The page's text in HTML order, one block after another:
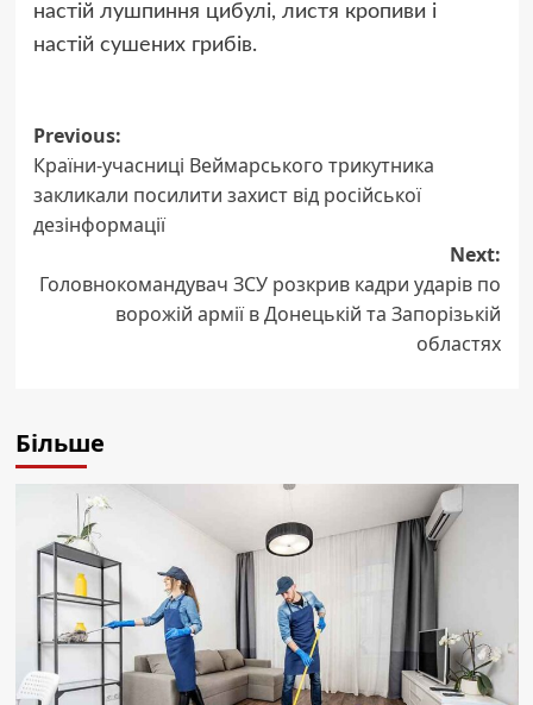
настій лушпиння цибулі, листя кропиви і
настій сушених грибів.
Post
navigation
Previous:
Країни-учасниці Веймарського трикутника
закликали посилити захист від російської
дезінформації
Next:
Головнокомандувач ЗСУ розкрив кадри ударів по
ворожій армії в Донецькій та Запорізькій
областях
Більше